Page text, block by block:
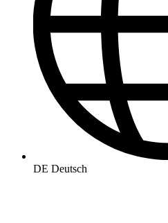
DE Deutsch